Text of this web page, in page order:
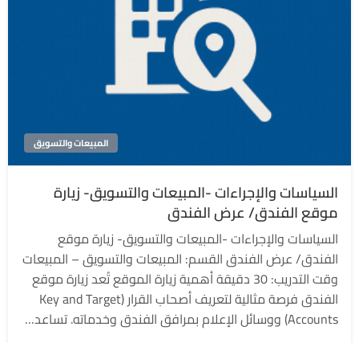
المبيعات والتسويق
السياسات والإجراءات -المبيعات والتسويق- زيارة
موقع الفندق/ عرض الفندق
السياسات والإجراءات -المبيعات والتسويق- زيارة موقع
الفندق/ عرض الفندق القسم: المبيعات والتسويق – المبيعات
وقت التدريب: 30 دقيقة أهمية زيارة الموقع تُعد زيارة موقع
الفندق فرصة مثالية لتعريف أصحاب القرار (Key and Target
Accounts) ووسائل الإعلام بمرافق الفندق وخدماته. تساعد…